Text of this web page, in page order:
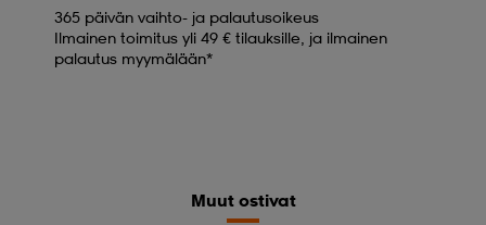
365 päivän vaihto- ja palautusoikeus
Ilmainen toimitus yli 49 € tilauksille, ja ilmainen
palautus myymälään*
Muut ostivat